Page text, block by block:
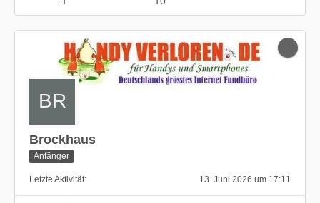
Brockhaus
Anfänger
Letzte Aktivität 13. Juni 2026 um 17:11